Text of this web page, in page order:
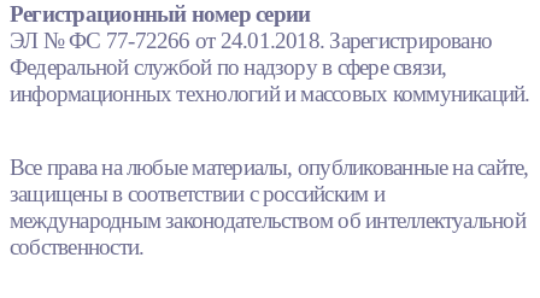
Регистрационный номер серии
ЭЛ № ФС 77-72266 от 24.01.2018. Зарегистрировано
Федеральной службой по надзору в сфере связи,
информационных технологий и массовых коммуникаций.
Все права на любые материалы, опубликованные на сайте,
защищены в соответствии с российским и
международным законодательством об интеллектуальной
собственности.